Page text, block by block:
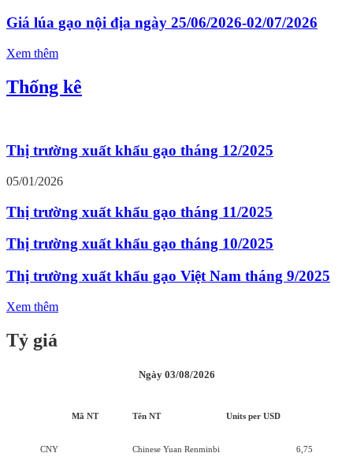
Giá lúa gạo nội địa ngày 25/06/2026-02/07/2026
Xem thêm
Thống kê
Thị trường xuất khẩu gạo tháng 12/2025
05/01/2026
Thị trường xuất khẩu gạo tháng 11/2025
Thị trường xuất khẩu gạo tháng 10/2025
Thị trường xuất khẩu gạo Việt Nam tháng 9/2025
Xem thêm
Tỷ giá
Ngày 03/08/2026
Mã NT Tên NT Units per USD
CNY Chinese Yuan Renminbi 6,75